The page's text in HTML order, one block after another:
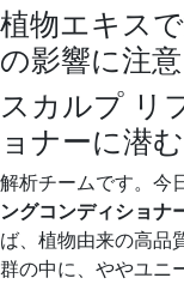
植物エキス
の影響に注意
スカルプ リ
ョナーに潜
解析チームです。今
ングコンディショナ
ば、植物由来の高品
群の中に、ややユニ